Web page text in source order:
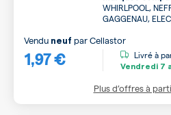
WHIRLPOOL,
GAGGENAU,
1,97 €
Vendu neuf parCellastor
Livré à
Vendredi 7
Plus d’offres à